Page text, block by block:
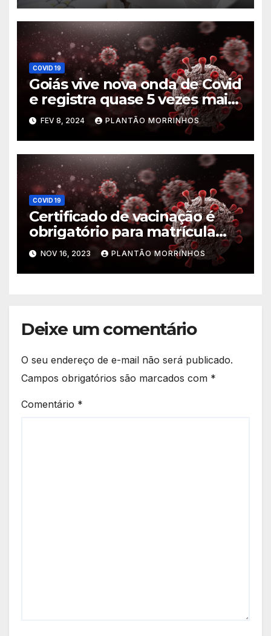
COVID 19
Goiás vive nova onda de Covid
e registra quase 5 vezes mais
casos que mesmo período de
2023, diz Saúde
FEV 8, 2024 PLANTÃO MORRINHOS
COVID 19
Certificado de vacinação é
obrigatório para matrícula
escolar
NOV 16, 2023 PLANTÃO MORRINHOS
Deixe um comentário
O seu endereço de e-mail não será publicado.
Campos obrigatórios são marcados com *
Comentário *